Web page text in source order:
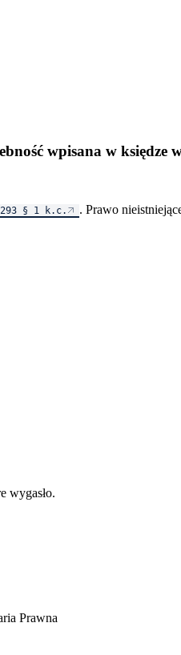
wpisana w księdze
§ 1 k.c. . Prawo
wygasło.
Prawna